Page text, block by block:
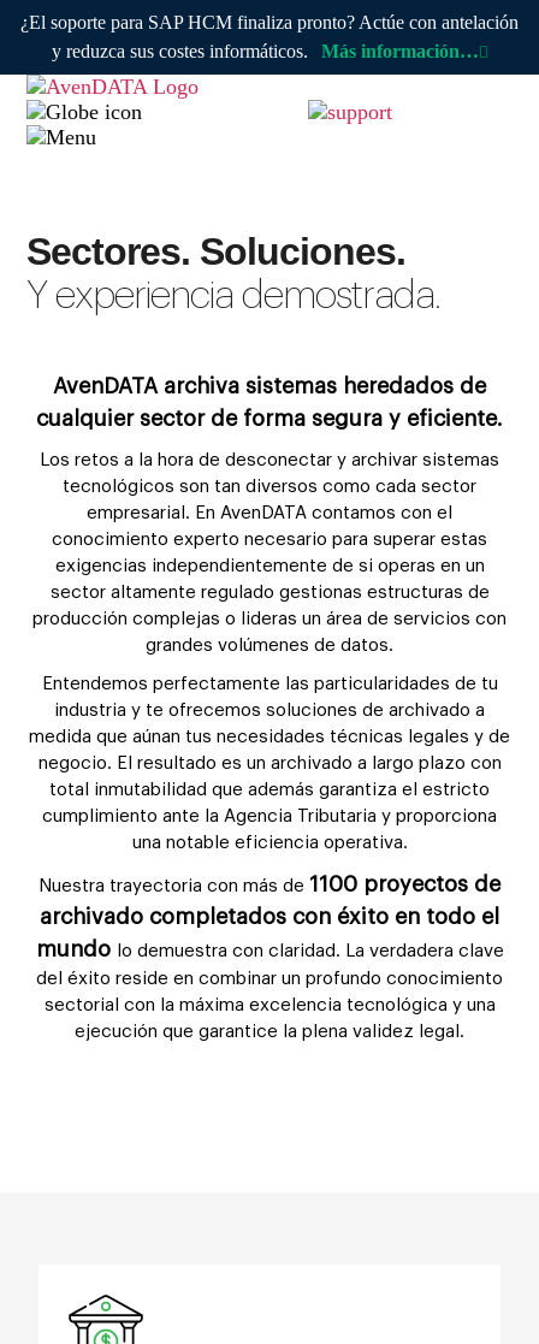
¿El soporte para SAP HCM finaliza pronto? Actúe con antelación
y reduzca sus costes informáticos.
Más información…
Sectores. Soluciones.
Y experiencia demostrada.
AvenDATA archiva sistemas heredados de
cualquier sector de forma segura y eficiente.
Los retos a la hora de desconectar y archivar sistemas
tecnológicos son tan diversos como cada sector
empresarial. En AvenDATA contamos con el
conocimiento experto necesario para superar estas
exigencias independientemente de si operas en un
sector altamente regulado gestionas estructuras de
producción complejas o lideras un área de servicios con
grandes volúmenes de datos.
Entendemos perfectamente las particularidades de tu
industria y te ofrecemos soluciones de archivado a
medida que aúnan tus necesidades técnicas legales y de
negocio. El resultado es un archivado a largo plazo con
total inmutabilidad que además garantiza el estricto
cumplimiento ante la Agencia Tributaria y proporciona
una notable eficiencia operativa.
Nuestra trayectoria con más de 1100 proyectos de
archivado completados con éxito en todo el
mundo lo demuestra con claridad. La verdadera clave
del éxito reside en combinar un profundo conocimiento
sectorial con la máxima excelencia tecnológica y una
ejecución que garantice la plena validez legal.